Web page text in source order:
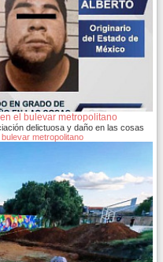
el bulevar metropolitano
delictuosa y daño en las cosas
metropolitano